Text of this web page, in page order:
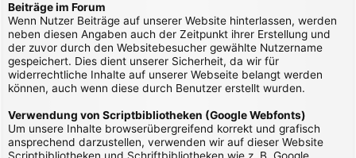
Beiträge im Forum
Wenn Nutzer Beiträge auf unserer Website hinterlassen, werden
neben diesen Angaben auch der Zeitpunkt ihrer Erstellung und
der zuvor durch den Websitebesucher gewählte Nutzername
gespeichert. Dies dient unserer Sicherheit, da wir für
widerrechtliche Inhalte auf unserer Webseite belangt werden
können, auch wenn diese durch Benutzer erstellt wurden.
Verwendung von Scriptbibliotheken (Google Webfonts)
Um unsere Inhalte browserübergreifend korrekt und grafisch
ansprechend darzustellen, verwenden wir auf dieser Website